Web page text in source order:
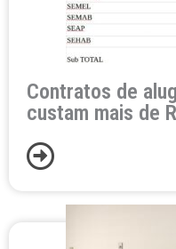
Contratos de
custam mais de